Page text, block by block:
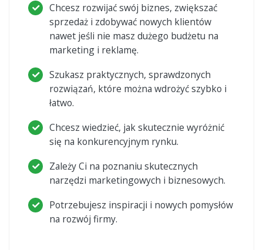
Chcesz rozwijać swój biznes, zwiększać
sprzedaż i zdobywać nowych klientów
nawet jeśli nie masz dużego budżetu na
marketing i reklamę.
Szukasz praktycznych, sprawdzonych
rozwiązań, które można wdrożyć szybko i
łatwo.
Chcesz wiedzieć, jak skutecznie wyróżnić
się na konkurencyjnym rynku.
Zależy Ci na poznaniu skutecznych
narzędzi marketingowych i biznesowych.
Potrzebujesz inspiracji i nowych pomysłów
na rozwój firmy.